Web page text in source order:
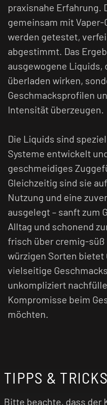
praxisnahe Erfahrung.
gemeinsam mit
werden getestet,
abgestimmt. Das
ausgewogene
überladen wirken,
Geschmacksprofilen
Intensität überzeugen.
Die Liquids sind
Systeme entwickelt
geschmeidiges
Gleichzeitig sind sie
Nutzung und eine
ausgelegt – sanft zum
Alltag und schonend
frisch über cremig-
würzigen Sorten bietet
vielseitige
unkompliziert
Kompromisse beim
möchten.
TIPPS & TRICKS
Bitte beachte, dass der